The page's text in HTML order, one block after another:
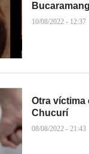
10/08/2022 - 12:37
Otra víctima
Chucurí
08/08/2022 - 21:43